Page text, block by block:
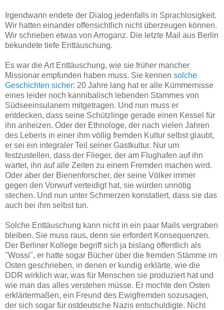
Irgendwann endete der Dialog jedenfalls in Sprachlosigkeit.
Wir hatten einander offensichtlich nicht überzeugen können.
Wir schrieben etwas von Arroganz. Die letzte Mail aus Berlin
bekundete tiefe Enttäuschung.
Es war die Art Enttäuschung, wie sie früher mancher
Missionar empfunden haben muss. Sie kennen solche
Geschichten sicher: 20 Jahre lang hat er alle Kümmernisse
eines leider noch kannibalisch lebenden Stammes von
Südseeinsulanern mitgetragen. Und nun muss er
entdecken, dass seine Schützlinge gerade einen Kessel für
ihn anheizen. Oder der Ethnologe, der nach vielen Jahren
des Lebens in einer ihm völlig fremden Kultur selbst glaubt,
er sei ein integraler Teil seiner Gastkultur. Nur um
festzustellen, dass der Flieger, der am Flughafen auf ihn
wartet, ihn auf alle Zeiten zu einem Fremden machen wird.
Oder aber der Bienenforscher, der seine Völker immer
gegen den Vorwurf verteidigt hat, sie würden unnötig
stechen. Und nun unter Schmerzen konstatiert, dass sie das
auch bei ihm selbst tun.
Solche Enttäuschung kann nicht in ein paar Mails vergraben
bleiben. Sie muss raus, denn sie erfordert Konsequenzen.
Der Berliner Kollege begriff sich ja bislang öffentlich als
"Wossi", er hatte sogar Bücher über die fremden Stämme im
Osten geschrieben, in denen er kundig erklärte, wie die
DDR wirklich war, was für Menschen sie produziert hat und
wie man das alles verstehen müsse. Er mochte den Osten
erklärtermaßen, ein Freund des Ewigfremden sozusagen,
der sich sogar für ostdeutsche Nazis entschuldigte. Nicht